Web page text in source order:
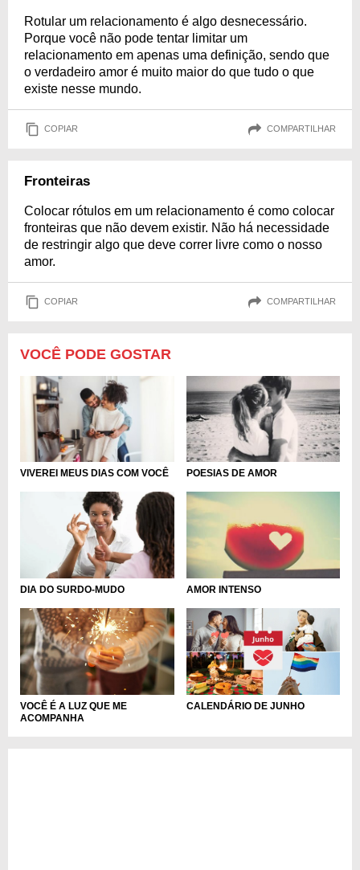
Rotular um relacionamento é algo desnecessário.
Porque você não pode tentar limitar um
relacionamento em apenas uma definição, sendo que
o verdadeiro amor é muito maior do que tudo o que
existe nesse mundo.
COPIAR COMPARTILHAR
Fronteiras
Colocar rótulos em um relacionamento é como colocar
fronteiras que não devem existir. Não há necessidade
de restringir algo que deve correr livre como o nosso
amor.
COPIAR COMPARTILHAR
VOCÊ PODE GOSTAR
VIVEREI MEUS DIAS COM VOCÊ POESIAS DE AMOR
DIA DO SURDO-MUDO AMOR INTENSO
VOCÊ É A LUZ QUE ME
ACOMPANHA
CALENDÁRIO DE JUNHO